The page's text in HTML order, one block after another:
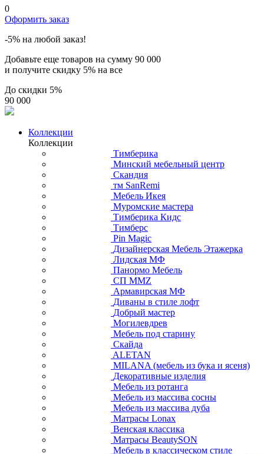
0
Оформить заказ
-5% на любой заказ!
Добавьте еще товаров на сумму 90 000
и получите скидку 5% на все
До скидки 5%
90 000
Коллекции
Коллекции
Тимберика
Минский мебельный центр
Скандия
тм SanRemi
Мебель Икея
Муромские мастера
Тимберика Кидс
Тимберс
Pin Magic
Дизайнерская Мебель Этажерка
Лидская МФ
Панормо Мебель
СП ММZ
Армавирская МФ
Диваны в стиле лофт
Добрый мастер
Могилевдрев
Мебель под старину
Скайда
ALETAN
MILANA (мебель из бука и ясеня)
Декоративные изделия
Мебель из ротанга
Мебель из массива сосны
Мебель из массива дуба
Матрасы Lonax
Венская классика
Матрасы BeautySON
Мебель в классическом стиле